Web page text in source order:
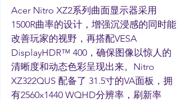
Acer Nitro XZ2系列曲面显示器采用
1500R曲率的设计，增强沉浸感的同时能
改善玩家的视野，再搭配VESA
DisplayHDR™ 400，确保图像以惊人的
清晰度和动态色彩呈现出来。Nitro
XZ322QUS 配备了 31.5寸的VA面板，拥
有2560x1440 WQHD分辨率，刷新率